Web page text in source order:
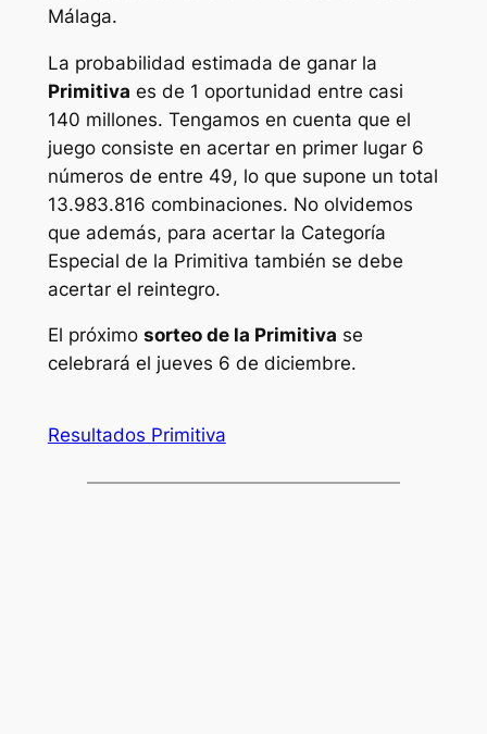
Málaga.
La probabilidad estimada de ganar la
Primitiva es de 1 oportunidad entre casi
140 millones. Tengamos en cuenta que el
juego consiste en acertar en primer lugar 6
números de entre 49, lo que supone un total
13.983.816 combinaciones. No olvidemos
que además, para acertar la Categoría
Especial de la Primitiva también se debe
acertar el reintegro.
El próximo sorteo de la Primitiva se
celebrará el jueves 6 de diciembre.
Resultados Primitiva